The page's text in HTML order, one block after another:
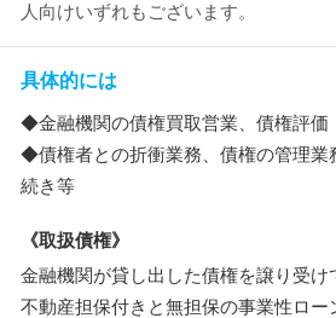
人向けいずれもございます。
具体的には
◆金融機関の債権買取営業、債権評価
◆債権者との折衝業務、債権の管理業
続き等
《取扱債権》
金融機関が貸し出した債権を譲り受け
不動産担保付きと無担保の事業性ロ